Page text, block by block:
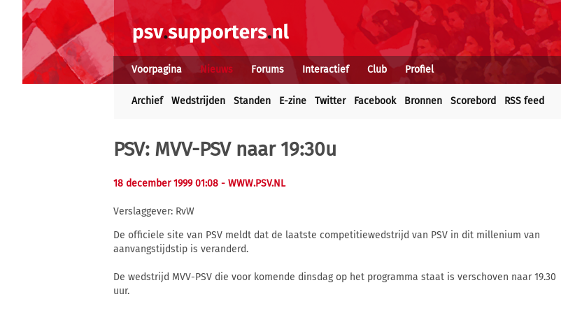
Voorpagina Nieuws Forums Interactief Club Profiel
Archief Wedstrijden Standen E-zine Twitter Facebook Bronnen Scorebord RSS feed
PSV: MVV-PSV naar 19:30u
18 december 1999 01:08 - WWW.PSV.NL
Verslaggever: RvW
De officiele site van PSV meldt dat de laatste competitiewedstrijd van PSV in dit millenium van
aanvangstijdstip is veranderd.
De wedstrijd MVV-PSV die voor komende dinsdag op het programma staat is verschoven naar 19.30
uur.